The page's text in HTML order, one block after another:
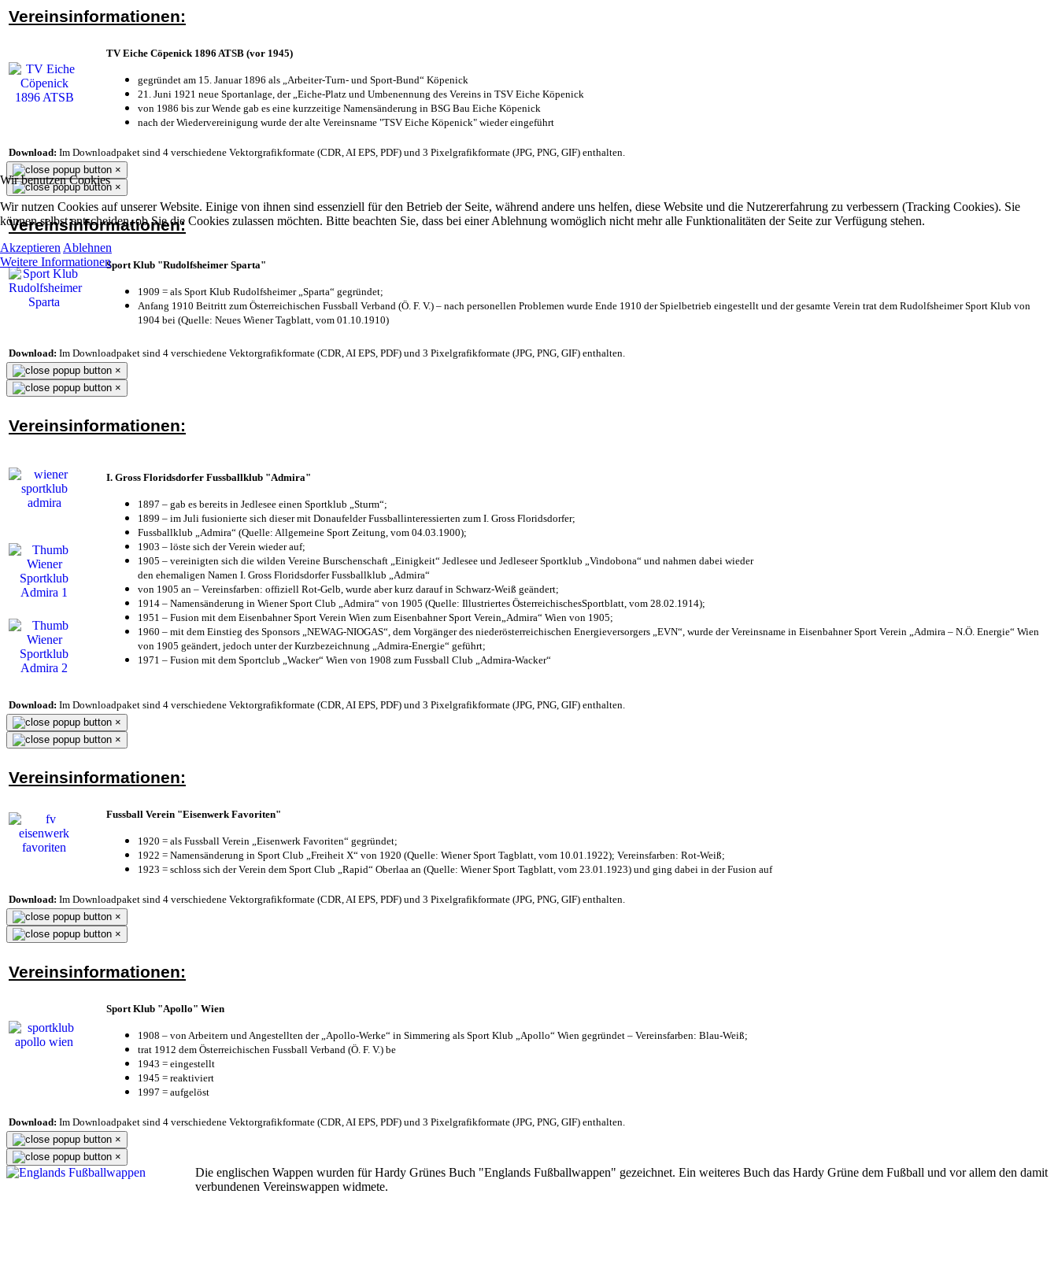
Wir benutzen Cookies
Wir nutzen Cookies auf unserer Website. Einige von ihnen sind essenziell für den Betrieb der Seite, während andere uns helfen, diese Website und die Nutzererfahrung zu verbessern (Tracking Cookies). Sie
können selbst entscheiden, ob Sie die Cookies zulassen möchten. Bitte beachten Sie, dass bei einer Ablehnung womöglich nicht mehr alle Funktionalitäten der Seite zur Verfügung stehen.
Akzeptieren Ablehnen
Weitere Informationen
Vereinsinformationen:
TV Eiche Cöpenick 1896 ATSB (vor 1945)
gegründet am 15. Januar 1896 als „Arbeiter-Turn- und Sport-Bund“ Köpenick
21. Juni 1921 neue Sportanlage, der „Eiche-Platz und Umbenennung des Vereins in TSV Eiche Köpenick
von 1986 bis zur Wende gab es eine kurzzeitige Namensänderung in BSG Bau Eiche Köpenick
nach der Wiedervereinigung wurde der alte Vereinsname "TSV Eiche Köpenick" wieder eingeführt
Download: Im Downloadpaket sind 4 verschiedene Vektorgrafikformate (CDR, AI EPS, PDF) und 3 Pixelgrafikformate (JPG, PNG, GIF) enthalten.
×
×
Vereinsinformationen:
Sport Klub "Rudolfsheimer Sparta"
1909 = als Sport Klub Rudolfsheimer „Sparta“ gegründet;
Anfang 1910 Beitritt zum Österreichischen Fussball Verband (Ö. F. V.) – nach personellen Problemen wurde Ende 1910 der Spielbetrieb eingestellt und der gesamte Verein trat dem Rudolfsheimer Sport Klub von
1904 bei (Quelle: Neues Wiener Tagblatt, vom 01.10.1910)
Download: Im Downloadpaket sind 4 verschiedene Vektorgrafikformate (CDR, AI EPS, PDF) und 3 Pixelgrafikformate (JPG, PNG, GIF) enthalten.
×
×
Vereinsinformationen:
I. Gross Floridsdorfer Fussballklub "Admira"
1897 – gab es bereits in Jedlesee einen Sportklub „Sturm“;
1899 – im Juli fusionierte sich dieser mit Donaufelder Fussballinteressierten zum I. Gross Floridsdorfer;
Fussballklub „Admira“ (Quelle: Allgemeine Sport Zeitung, vom 04.03.1900);
1903 – löste sich der Verein wieder auf;
1905 – vereinigten sich die wilden Vereine Burschenschaft „Einigkeit“ Jedlesee und Jedleseer Sportklub „Vindobona“ und nahmen dabei wieder
den ehemaligen Namen I. Gross Floridsdorfer Fussballklub „Admira“
von 1905 an – Vereinsfarben: offiziell Rot-Gelb, wurde aber kurz darauf in Schwarz-Weiß geändert;
1914 – Namensänderung in Wiener Sport Club „Admira“ von 1905 (Quelle: Illustriertes ÖsterreichischesSportblatt, vom 28.02.1914);
1951 – Fusion mit dem Eisenbahner Sport Verein Wien zum Eisenbahner Sport Verein„Admira“ Wien von 1905;
1960 – mit dem Einstieg des Sponsors „NEWAG-NIOGAS“, dem Vorgänger des niederösterreichischen Energieversorgers „EVN“, wurde der Vereinsname in Eisenbahner Sport Verein „Admira – N.Ö. Energie“ Wien
von 1905 geändert, jedoch unter der Kurzbezeichnung „Admira-Energie“ geführt;
1971 – Fusion mit dem Sportclub „Wacker“ Wien von 1908 zum Fussball Club „Admira-Wacker“
Download: Im Downloadpaket sind 4 verschiedene Vektorgrafikformate (CDR, AI EPS, PDF) und 3 Pixelgrafikformate (JPG, PNG, GIF) enthalten.
×
×
Vereinsinformationen:
Fussball Verein "Eisenwerk Favoriten"
1920 = als Fussball Verein „Eisenwerk Favoriten“ gegründet;
1922 = Namensänderung in Sport Club „Freiheit X“ von 1920 (Quelle: Wiener Sport Tagblatt, vom 10.01.1922); Vereinsfarben: Rot-Weiß;
1923 = schloss sich der Verein dem Sport Club „Rapid“ Oberlaa an (Quelle: Wiener Sport Tagblatt, vom 23.01.1923) und ging dabei in der Fusion auf
Download: Im Downloadpaket sind 4 verschiedene Vektorgrafikformate (CDR, AI EPS, PDF) und 3 Pixelgrafikformate (JPG, PNG, GIF) enthalten.
×
×
Vereinsinformationen:
Sport Klub "Apollo" Wien
1908 – von Arbeitern und Angestellten der „Apollo-Werke“ in Simmering als Sport Klub „Apollo“ Wien gegründet – Vereinsfarben: Blau-Weiß;
trat 1912 dem Österreichischen Fussball Verband (Ö. F. V.) be
1943 = eingestellt
1945 = reaktiviert
1997 = aufgelöst
Download: Im Downloadpaket sind 4 verschiedene Vektorgrafikformate (CDR, AI EPS, PDF) und 3 Pixelgrafikformate (JPG, PNG, GIF) enthalten.
×
×
Die englischen Wappen wurden für Hardy Grünes Buch "Englands Fußballwappen" gezeichnet. Ein weiteres Buch das Hardy Grüne dem Fußball und vor allem den damit
verbundenen Vereinswappen widmete.